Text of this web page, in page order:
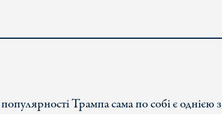
Трампа сама по собі є однією з